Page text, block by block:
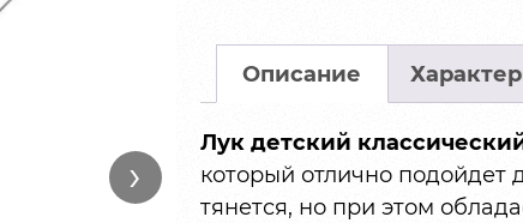
›
Описание
Лук детский
который отлично подойдет
тянется, но при этом